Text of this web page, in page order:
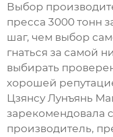
Выбор
пресса 3000 тонн
шаг, чем выбор
гнаться за самой
выбирать
хорошей
Цзянсу Лунъянь
зарекомендовала
производитель,